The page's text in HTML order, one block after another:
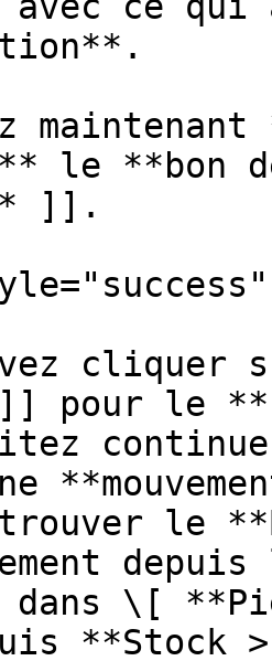
le **bon
]].
pour le
le
dans \[